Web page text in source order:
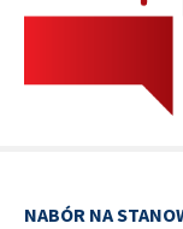
NABÓR NA